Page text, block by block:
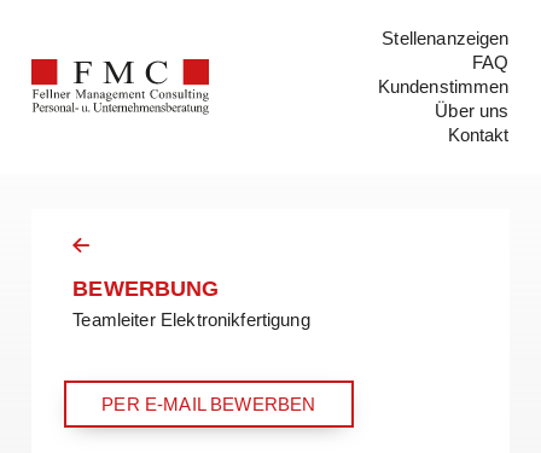
Stellenanzeigen
FAQ
Kundenstimmen
Über uns
Kontakt
BEWERBUNG
Teamleiter Elektronikfertigung
PER E-MAIL BEWERBEN